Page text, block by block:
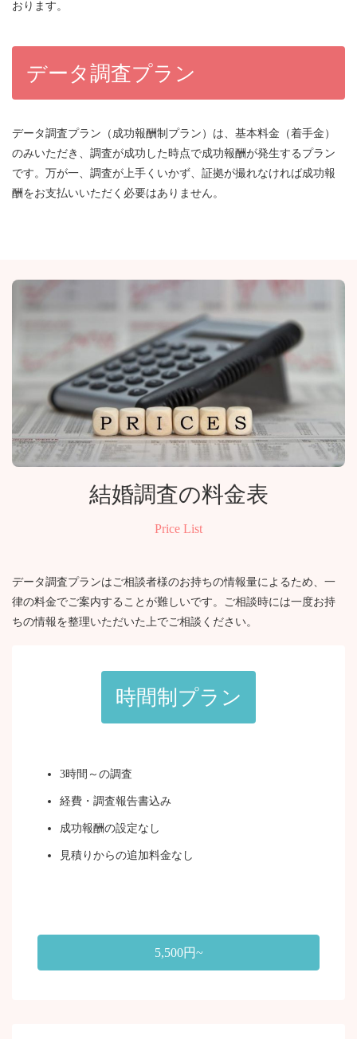
おります。
データ調査プラン
データ調査プラン（成功報酬制プラン）は、基本料金（着手金）
のみいただき、調査が成功した時点で成功報酬が発生するプラン
です。万が一、調査が上手くいかず、証拠が撮れなければ成功報
酬をお支払いいただく必要はありません。
結婚調査の料金表
Price List
データ調査プランはご相談者様のお持ちの情報量によるため、一
律の料金でご案内することが難しいです。ご相談時には一度お持
ちの情報を整理いただいた上でご相談ください。
時間制プラン
3時間～の調査
経費・調査報告書込み
成功報酬の設定なし
見積りからの追加料金なし
5,500円~